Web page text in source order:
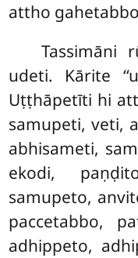
attho
Tassimāni
udeti. Kārite
Uṭṭhāpetīti hi
samupeti, veti,
abhisameti,
ekodi,
samupeto,
paccetabbo,
adhippeto,